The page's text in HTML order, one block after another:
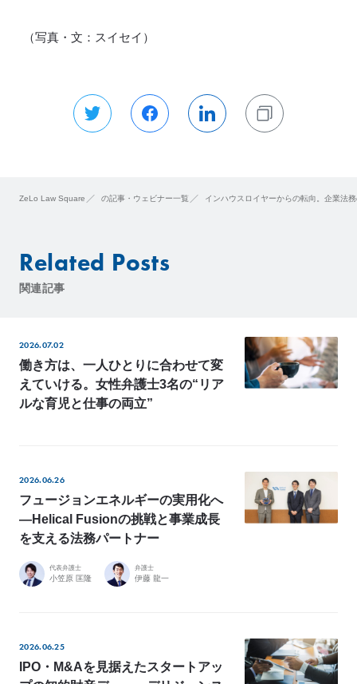
（写真・文：スイセイ）
ZeLo Law Square の記事・ウェビナー一覧 インハウスロイヤーからの転向。企業法
Related Posts
関連記事
2026.07.02
働き方は、一人ひとりに合わせて変
えていける。女性弁護士3名の“リア
ルな育児と仕事の両立”
2026.06.26
フュージョンエネルギーの実用化へ
―Helical Fusionの挑戦と事業成長
を支える法務パートナー
代表弁護士
小笠原 匡隆
弁護士
伊藤 龍一
2026.06.25
IPO・M&Aを見据えたスタートアッ